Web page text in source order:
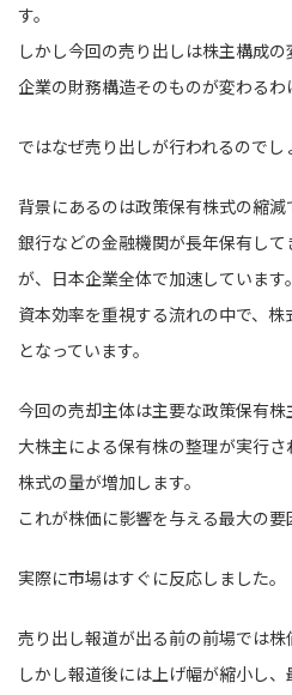
す。
しかし今回の売り出しは株主構成の
企業の財務構造そのものが変わるわ
ではなぜ売り出しが行われるのでし
背景にあるのは政策保有株式の縮減
銀行などの金融機関が長年保有し
が、日本企業全体で加速しています。
資本効率を重視する流れの中で、
となっています。
今回の売却主体は主要な政策保有株
大株主による保有株の整理が実行
株式の量が増加します。
これが株価に影響を与える最大の要
実際に市場はすぐに反応しました。
売り出し報道が出る前の前場では株
しかし報道後には上げ幅が縮小し